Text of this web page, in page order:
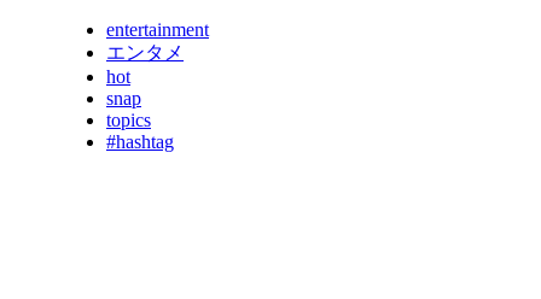
entertainment
エンタメ
hot
snap
topics
#hashtag